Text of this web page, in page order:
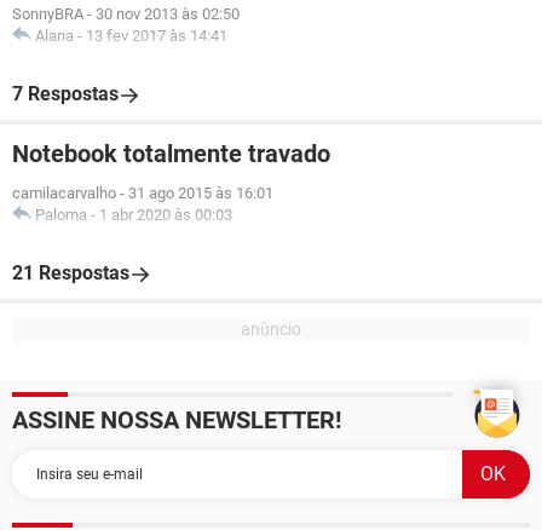
SonnyBRA - 30 nov 2013 às 02:50
Alana - 13 fev 2017 às 14:41
7 Respostas
Notebook totalmente travado
camilacarvalho - 31 ago 2015 às 16:01
Paloma - 1 abr 2020 às 00:03
21 Respostas
ASSINE NOSSA NEWSLETTER!